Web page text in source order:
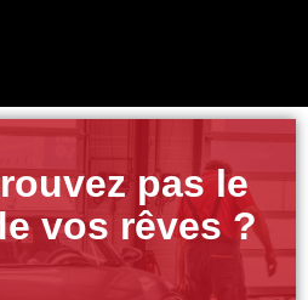
pas le
vos rêves ?